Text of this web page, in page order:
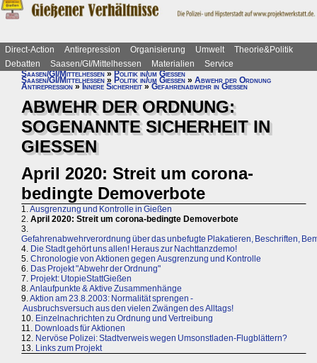
Direct-Action Antirepression Organisierung Umwelt
Theorie&Politik
Debatten
Saasen/GI/Mittelhessen Materialien
Service
Saasen/GI/Mittelhessen»Politik in/um Gießen
Saasen/GI/Mittelhessen » Politik in/um Gießen » Abwehr der Ordnung
Antirepression » Innere Sicherheit » Gefahrenabwehr in Gießen
ABWEHR DER ORDNUNG:
SOGENANNTE SICHERHEIT IN
GIESSEN
April 2020: Streit um corona-
bedingte Demoverbote
1.Ausgrenzung und Kontrolle in Gießen
2. April 2020: Streit um corona-bedingte Demoverbote
3.
Gefahrenabwehrverordnung über das unbefugte Plakatieren, Beschriften,
4. Die Stadt gehört uns allen! Heraus zur Nachttanzdemo!
5. Chronologie von Aktionen gegen Ausgrenzung und Kontrolle
6. Das Projekt "Abwehr der Ordnung"
7. Projekt: UtopieStattGießen
8.Anlaufpunkte & Aktive Zusammenhänge
9.Aktion am 23.8.2003: Normalität sprengen -
Ausbruchsversuch aus den vielen Zwängen des Alltags!
10. Einzelnachrichten zu Ordnung und Vertreibung
11. Downloads für Aktionen
12. Nervöse Polizei: Stadtverweis wegen Umsonstladen-Flugblättern?
13. Links zum Projekt